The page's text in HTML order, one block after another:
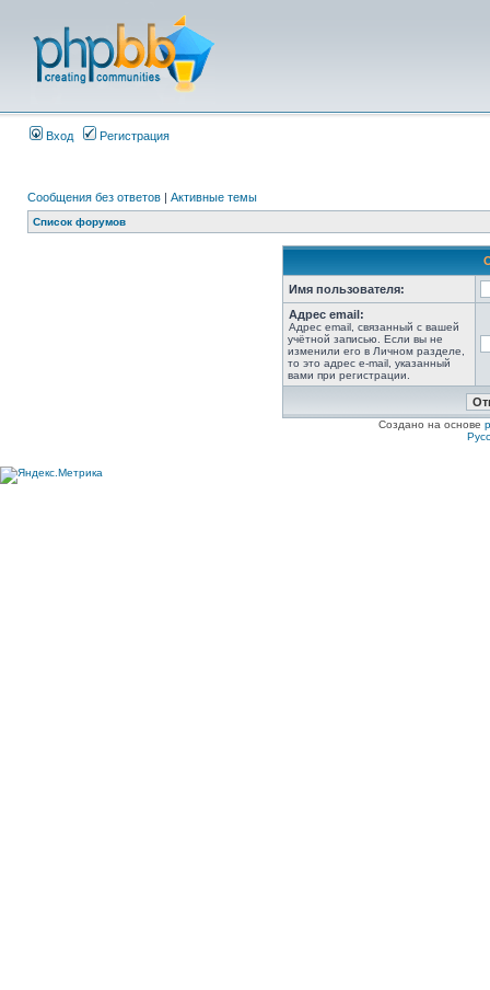
Вход Регистрация
Сообщения без ответов | Активные темы
Список форумов
Имя пользователя:
Адрес email:
Адрес email, связанный с вашей
учётной записью. Если вы не
изменили его в Личном разделе,
то это адрес e-mail, указанный
вами при регистрации.
Создано на основе